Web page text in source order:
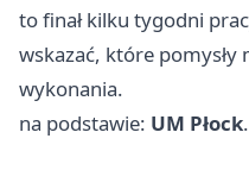
to finał kilku tygodni
wskazać, które
wykonania.
na podstawie: UM Płock.